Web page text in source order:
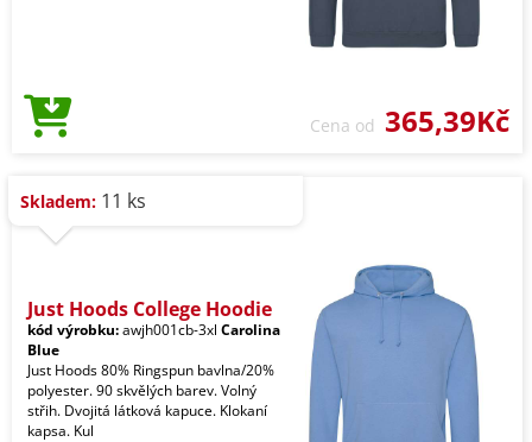
Cena od 365,39Kč
Skladem: 11 ks
Just Hoods College Hoodie
kód výrobku:awjh001cb-3xl Carolina
Blue
Just Hoods 80% Ringspun bavlna/20%
polyester. 90 skvělých barev. Volný
střih. Dvojitá látková kapuce. Klokaní
kapsa. Kul